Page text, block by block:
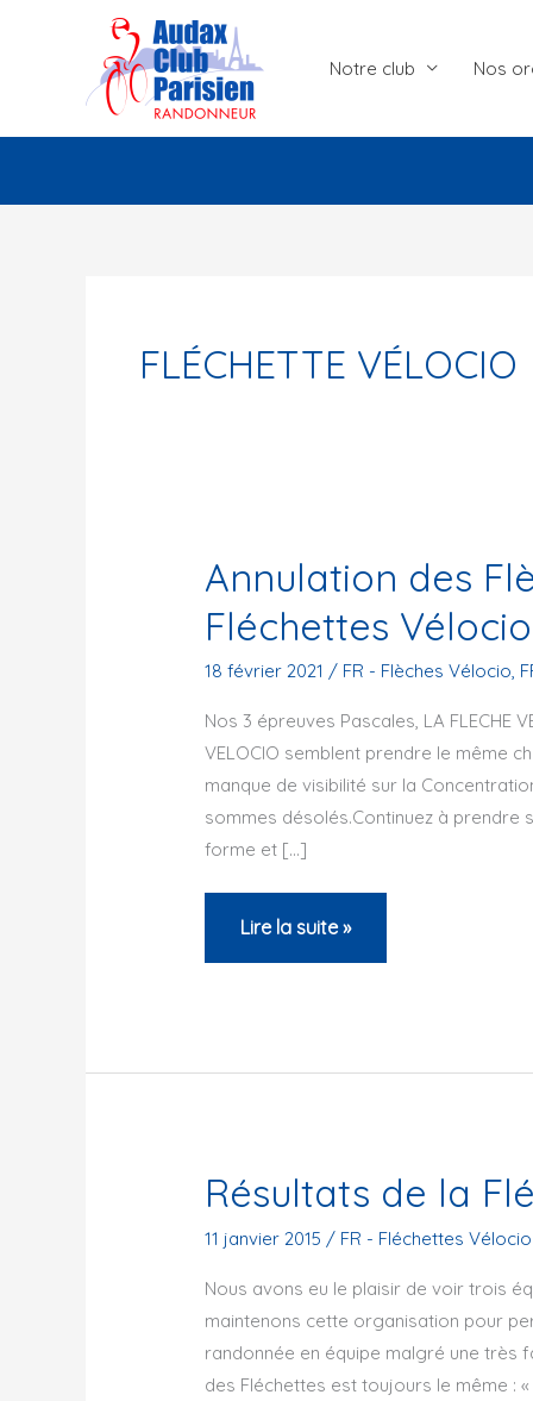
Notre club Nos
FLÉCHETTE VÉLOCIO
Annulation des
Fléchettes Vélocio
18 février 2021 / FR - Flèches Vélocio,
Nos 3 épreuves Pascales, LA FLECHE
VELOCIO semblent prendre le même
manque de visibilité sur la
sommes désolés.Continuez à
forme et […]
Annulation
des
Lire la suite »
Résultats de la
11 janvier 2015 / FR - Fléchettes Vélocio
Nous avons eu le plaisir de voir trois
maintenons cette organisation pour
randonnée en équipe malgré une très
des Fléchettes est toujours le même :